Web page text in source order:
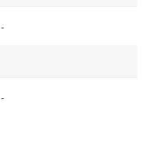
-
-